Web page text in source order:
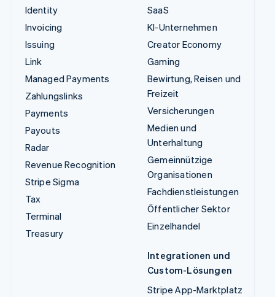
Identity
Invoicing
Issuing
Link
Managed Payments
Zahlungslinks
Payments
Payouts
Radar
Revenue Recognition
Stripe Sigma
Tax
Terminal
Treasury
SaaS
KI-Unternehmen
Creator Economy
Gaming
Bewirtung, Reisen und
Freizeit
Versicherungen
Medien und
Unterhaltung
Gemeinnützige
Organisationen
Fachdienstleistungen
Öffentlicher Sektor
Einzelhandel
Integrationen und
Custom-Lösungen
Stripe App-Marktplatz